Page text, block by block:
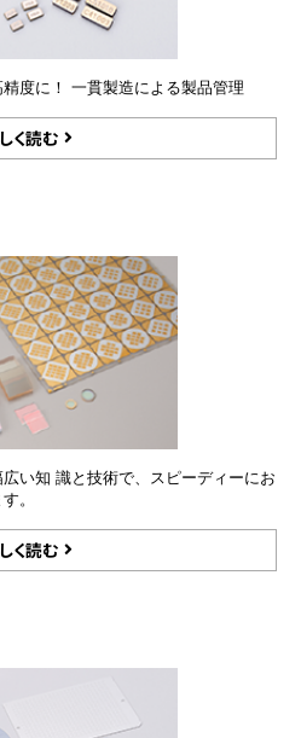
度に！ 一貫製造による製品管理
く読む
い知 識と技術で、スピーディーにお
。
く読む